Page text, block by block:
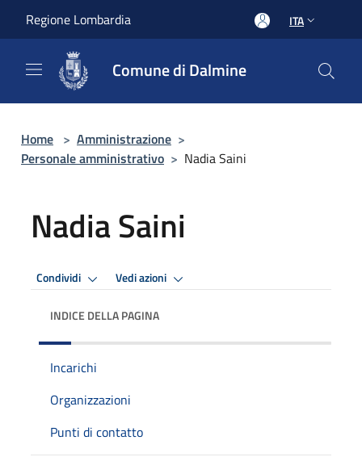
Regione Lombardia ITA
Comune di Dalmine
Home > Amministrazione >
Personale amministrativo > Nadia Saini
Nadia Saini
Condividi Vedi azioni
INDICE DELLA PAGINA
Incarichi
Organizzazioni
Punti di contatto